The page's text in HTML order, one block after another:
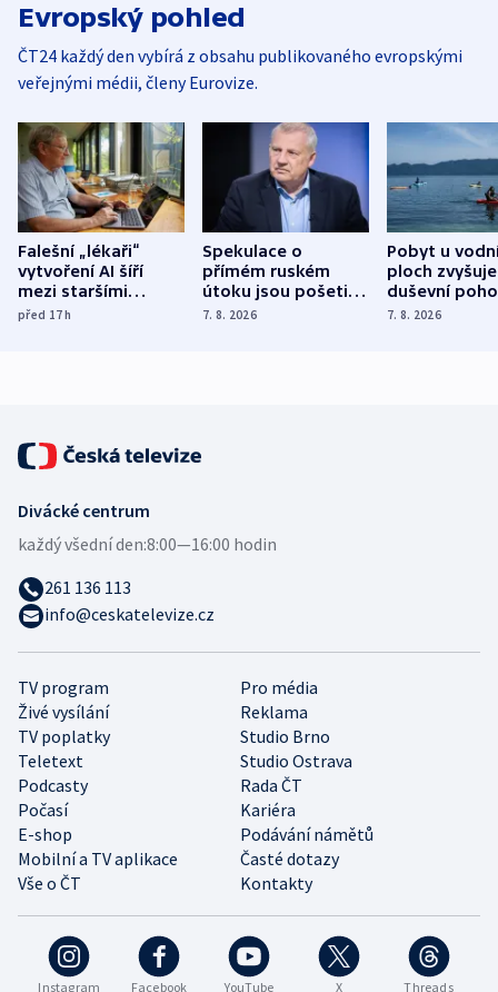
Evropský pohled
ČT24 každý den vybírá z obsahu publikovaného evropskými
veřejnými médii, členy Eurovize.
Falešní „lékaři“
vytvoření AI šíří
mezi staršími
Poláky nebezpečné
před 17h
Spekulace o
přímém ruském
útoku jsou pošetilé,
míní estonský
7. 8. 2026
Pobyt u
ploch zvyšuje
duševní
ukázala
7. 8. 2026
Instagram Facebook YouTube X Threads
TV program
Pro média
Živé vysílání
Reklama
TV poplatky
Studio Brno
Teletext
Studio Ostrava
Podcasty
Rada ČT
Počasí
Kariéra
E-shop
Podávání námětů
Mobilní a TV aplikace
Časté dotazy
Vše o ČT
Kontakty
Divácké centrum
každý všední den:8:00—16:00 hodin
261 136 113
info@ceskatelevize.cz